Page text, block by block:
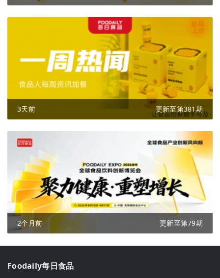
3天前 更新至第381期
2个月前 更新至第79期
Foodaily每日食品